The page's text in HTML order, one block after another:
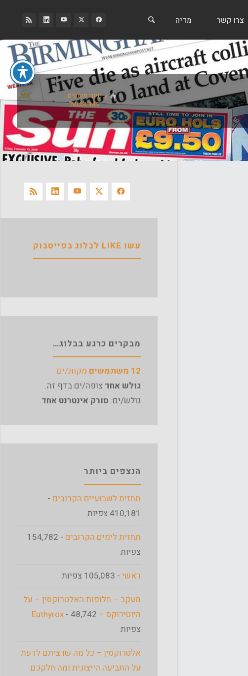
צרו קשר מדיה
ביתתיוגי פוסטים
"MUSLIMS"
עשו LIKE לבלוג בפייסבוק
מבקרים כרגע בבלוג…
12 משתמשים
מקוונ/ים
גולש אחד צופה/ים בדף זה.
גולש/ים: סורק אינטרנט אחד
הנצפים ביותר
תחזית לשבועיים הקרובים -
410,181 צפיות
תחזית לימים הקרובים
- 154,782
צפיות
ראשי - 105,083 צפיות
מעקב – חלופות האלטרוקסין – על
היוטירוקס – Euthyrox - 48,742
צפיות
אלטרוקסין – כל מה שרציתם לדעת
על התביעה הייצוגית ומה חלקכם